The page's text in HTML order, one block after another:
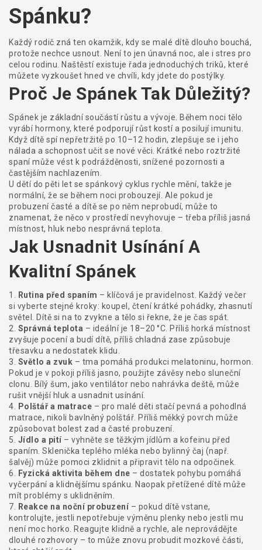
Spánku?
Každý rodič zná ten okamžik, kdy se malé dítě dlouho bouchá,
protože nechce usnout. Není to jen únavná noc, ale i stres pro
celou rodinu. Naštěstí existuje řada jednoduchých triků, které
můžete vyzkoušet hned ve chvíli, kdy jdete do postýlky.
Proč Je Spánek Tak Důležitý?
Spánek je základní součástí růstu a vývoje. Během noci tělo
vyrábí hormony, které podporují růst kostí a posilují imunitu.
Když dítě spí nepřetržitě po 10–12 hodin, zlepšuje se i jeho
nálada a schopnost učit se nové věci. Krátké nebo roztržité
spaní může vést k podrážděnosti, snížené pozornosti a
častějším nachlazením.
U dětí do pěti let se spánkový cyklus rychle mění, takže je
normální, že se během noci probouzejí. Ale pokud je
probuzení časté a dítě se po něm neprobudí, může to
znamenat, že něco v prostředí nevyhovuje – třeba příliš jasná
místnost, hluk nebo nesprávná teplota.
Jak Usnadnit Usínání A
Kvalitní Spánek
1. Rutina před spaním – klíčová je pravidelnost. Každý večer
si vyberte stejné kroky: koupel, čtení krátké pohádky, zhasnutí
světel. Dítě si na to zvykne a tělo si řekne, že je čas spát.
2. Správná teplota – ideální je 18–20 °C. Příliš horká místnost
zvyšuje pocení a budí dítě, příliš chladná zase způsobuje
třesavku a nedostatek klidu.
3. Světlo a zvuk – tma pomáhá produkci melatoninu, hormon.
Pokud je v pokoji příliš jasno, použijte závěsy nebo sluneční
clonu. Bílý šum, jako ventilátor nebo nahrávka deště, může
rušit vnější hluk a usnadnit usínání.
4.
Polštář a matrace – pro malé děti stačí pevná a pohodlná
matrace, nikoli bavlněný polštář. Příliš měkký povrch může
způsobovat bolest zad a časté probuzení.
5. Jídlo a pití – vyhněte se těžkým jídlům a kofeinu před
spaním. Sklenička teplého mléka nebo bylinný čaj (např.
šalvěj) může pomoci zklidnit a připravit tělo na odpočinek.
6.
Fyzická aktivita během dne – dostatek pohybu pomáhá
vyčerpání a klidnějšímu spánku. Naopak přetížené dítě může
mít problémy s uklidněním.
7.
Reakce na noční probuzení – pokud dítě vstane,
kontrolujte, jestli nepotřebuje výměnu plenky nebo jestli mu
není moc horko. Reagujte klidně a rychle, ale neprovádějte
dlouhé rozhovory – to může znovu probudit mozkové části,